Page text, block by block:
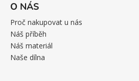
O NÁS
Proč nakupovat u nás
Náš příběh
Náš materiál
Naše dílna